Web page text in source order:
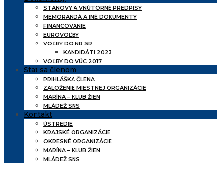
STANOVY A VNÚTORNÉ PREDPISY
MEMORANDÁ A INÉ DOKUMENTY
FINANCOVANIE
EUROVOĽBY
VOĽBY DO NR SR
KANDIDÁTI 2023
VOĽBY DO VÚC 2017
Stať sa členom
PRIHLÁŠKA ČLENA
ZALOŽENIE MIESTNEJ ORGANIZÁCIE
MARÍNA – KLUB ŽIEN
MLÁDEŽ SNS
Kontakt
ÚSTREDIE
KRAJSKÉ ORGANIZÁCIE
OKRESNÉ ORGANIZÁCIE
MARÍNA – KLUB ŽIEN
MLÁDEŽ SNS